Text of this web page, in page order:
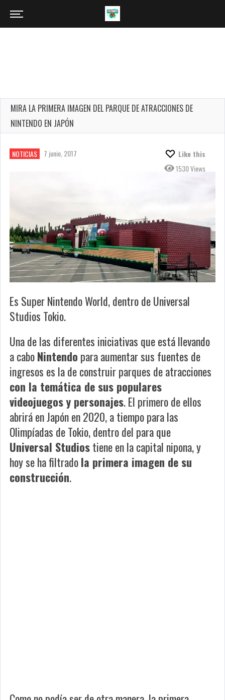
MIRA LA PRIMERA IMAGEN DEL PARQUE DE ATRACCIONES DE
NINTENDO EN JAPÓN
NOTICIAS 7 junio, 2017
Like this
1530 Views
Es Super Nintendo World, dentro de Universal
Studios Tokio.
Una de las diferentes iniciativas que está llevando
a caboNintendo para aumentar sus fuentes de
ingresos es la de construir parques de atracciones
con la temática de sus populares
videojuegos y personajes. El primero de ellos
abrirá en Japón en 2020, a tiempo para las
Olimpíadas de Tokio, dentro del para que
Universal Studiostiene en la capital nipona, y
hoy se ha filtradola primera imagen de su
construcción.